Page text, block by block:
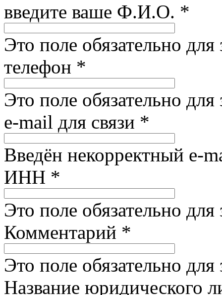
введите ваше Ф.И.О. *
Это поле обязательно для
телефон *
Это поле обязательно для
e-mail для связи *
Введён некорректный e-
ИНН *
Это поле обязательно для
Комментарий *
Это поле обязательно для
Название юридического